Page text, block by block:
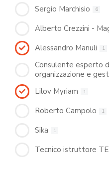
Sergio Marchisio 6
Alberto Crezzini -
Alessandro Manuli 1
Consulente esperto
organizzazione e
Lilov Myriam 1
Roberto Campolo 1
Sika 1
Tecnico istruttore